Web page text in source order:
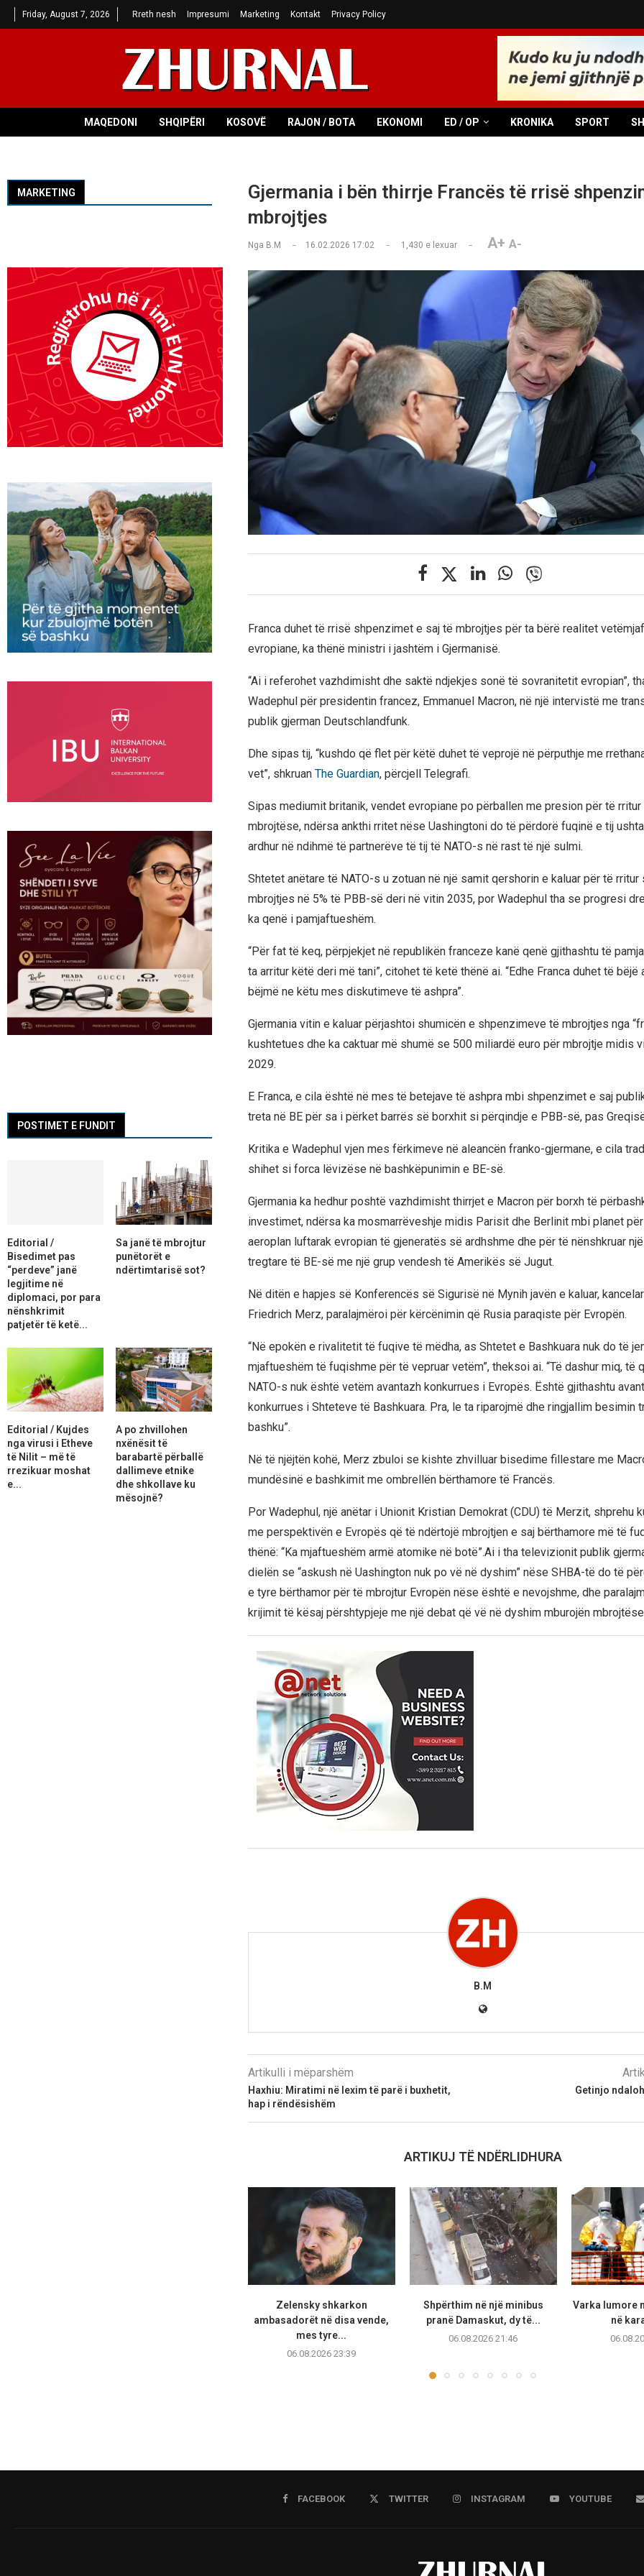
Friday, August 7, 2026 Rreth nesh Impresumi Marketing Kontakt Privacy Policy
MAQEDONI SHQIPËRI KOSOVË RAJON / BOTA EKONOMI ED / OP KRONIKA SPORT
Gjermania i bën thirrje Francës të rrisë
mbrojtjes
Nga B.M 16.02.2026 17:02 1,430 e lexuar A+ A-
Franca duhet të rrisë shpenzimet e saj të mbrojtjes për ta bërë realitet
evropiane, ka thënë ministri i jashtëm i Gjermanisë.
“Ai i referohet vazhdimisht dhe saktë ndjekjes sonë të sovranitetit evropian”,
Wadephul për presidentin francez, Emmanuel Macron, në një intervistë me
publik gjerman Deutschlandfunk.
Dhe sipas tij, “kushdo që flet për këtë duhet të veprojë në përputhje me
vet”, shkruan The Guardian, përcjell Telegrafi.
Sipas mediumit britanik, vendet evropiane po përballen me presion për të
mbrojtëse, ndërsa ankthi rritet nëse Uashingtoni do të përdorë fuqinë e tij
ardhur në ndihmë të partnerëve të tij të NATO-s në rast të një sulmi.
Shtetet anëtare të NATO-s u zotuan në një samit qershorin e kaluar për të
mbrojtjes në 5% të PBB-së deri në vitin 2035, por Wadephul tha se progresi
ka qenë i pamjaftueshëm.
“Për fat të keq, përpjekjet në republikën franceze kanë qenë gjithashtu të
ta arritur këtë deri më tani”, citohet të ketë thënë ai. “Edhe Franca duhet të bëjë
bëjmë ne këtu mes diskutimeve të ashpra”.
Gjermania vitin e kaluar përjashtoi shumicën e shpenzimeve të mbrojtjes nga
kushtetues dhe ka caktuar më shumë se 500 miliardë euro për mbrojtje midis
2029.
E Franca, e cila është në mes të betejave të ashpra mbi shpenzimet e saj
treta në BE për sa i përket barrës së borxhit si përqindje e PBB-së, pas
Kritika e Wadephul vjen mes fërkimeve në aleancën franko-gjermane, e cila
shihet si forca lëvizëse në bashkëpunimin e BE-së.
Gjermania ka hedhur poshtë vazhdimisht thirrjet e Macron për borxh të
investimet, ndërsa ka mosmarrëveshje midis Parisit dhe Berlinit mbi planet
aeroplan luftarak evropian të gjeneratës së ardhshme dhe për të nënshkruar
tregtare të BE-së me një grup vendesh të Amerikës së Jugut.
Në ditën e hapjes së Konferencës së Sigurisë në Mynih javën e kaluar,
Friedrich Merz, paralajmëroi për kërcënimin që Rusia paraqiste për Evropën.
“Në epokën e rivalitetit të fuqive të mëdha, as Shtetet e Bashkuara nuk do të
mjaftueshëm të fuqishme për të vepruar vetëm”, theksoi ai. “Të dashur miq, të
NATO-s nuk është vetëm avantazh konkurrues i Evropës. Është gjithashtu
konkurrues i Shteteve të Bashkuara. Pra, le ta riparojmë dhe ringjallim besimin
bashku”.
Në të njëjtën kohë, Merz zbuloi se kishte zhvilluar bisedime fillestare me
mundësinë e bashkimit me ombrellën bërthamore të Francës.
Por Wadephul, një anëtar i Unionit Kristian Demokrat (CDU) të Merzit, shprehu
me perspektivën e Evropës që të ndërtojë mbrojtjen e saj bërthamore më të
thënë: “Ka mjaftueshëm armë atomike në botë”.Ai i tha televizionit publik
dielën se “askush në Uashington nuk po vë në dyshim” nëse SHBA-të do të
e tyre bërthamor për të mbrojtur Evropën nëse është e nevojshme, dhe
krijimit të kësaj përshtypjeje me një debat që vë në dyshim mburojën
B.M
Artikulli i mëparshëm
Haxhiu: Miratimi në lexim të parë i buxhetit,
hap i rëndësishëm
Getinjo
ARTIKUJ TË NDËRLIDHURA
Zelensky shkarkon
ambasadorët në disa vende,
mes tyre...
06.08.2026 23:39
Shpërthim në një minibus
pranë Damaskut, dy të...
06.08.2026 21:46
Varka lumore
në
MARKETING
POSTIMET E FUNDIT
Editorial /
Bisedimet pas
“perdeve” janë
legjitime në
diplomaci, por para
nënshkrimit
patjetër të ketë...
Sa janë të mbrojtur
punëtorët e
ndërtimtarisë sot?
Editorial / Kujdes
nga virusi i Etheve
të Nilit – më të
rrezikuar moshat
e...
A po zhvillohen
nxënësit të
barabartë përballë
dallimeve etnike
dhe shkollave ku
mësojnë?
FACEBOOK TWITTER INSTAGRAM YOUTUBE